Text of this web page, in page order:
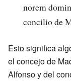
norem
concilio de
Esto significa
el concejo de
Alfonso y del